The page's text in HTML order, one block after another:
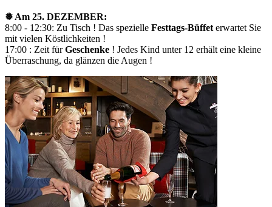
❅ Am 25. DEZEMBER:
8:00 - 12:30: Zu Tisch ! Das spezielle Festtags-Büffet erwartet Sie
mit vielen Köstlichkeiten !
17:00 : Zeit fürGeschenke ! Jedes Kind unter 12 erhält eine kleine
Überraschung, da glänzen die Augen !